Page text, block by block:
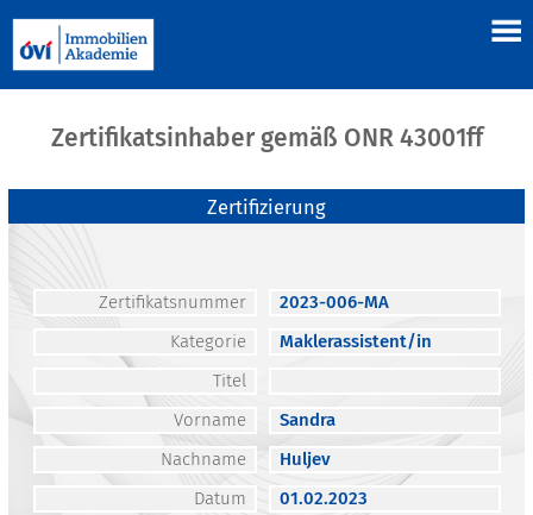
Zertifikatsinhaber gemäß ONR 43001ff
Zertifizierung
Zertifikatsnummer
2023-006-MA
Kategorie
Maklerassistent/in
Titel
Vorname
Sandra
Nachname
Huljev
Datum
01.02.2023